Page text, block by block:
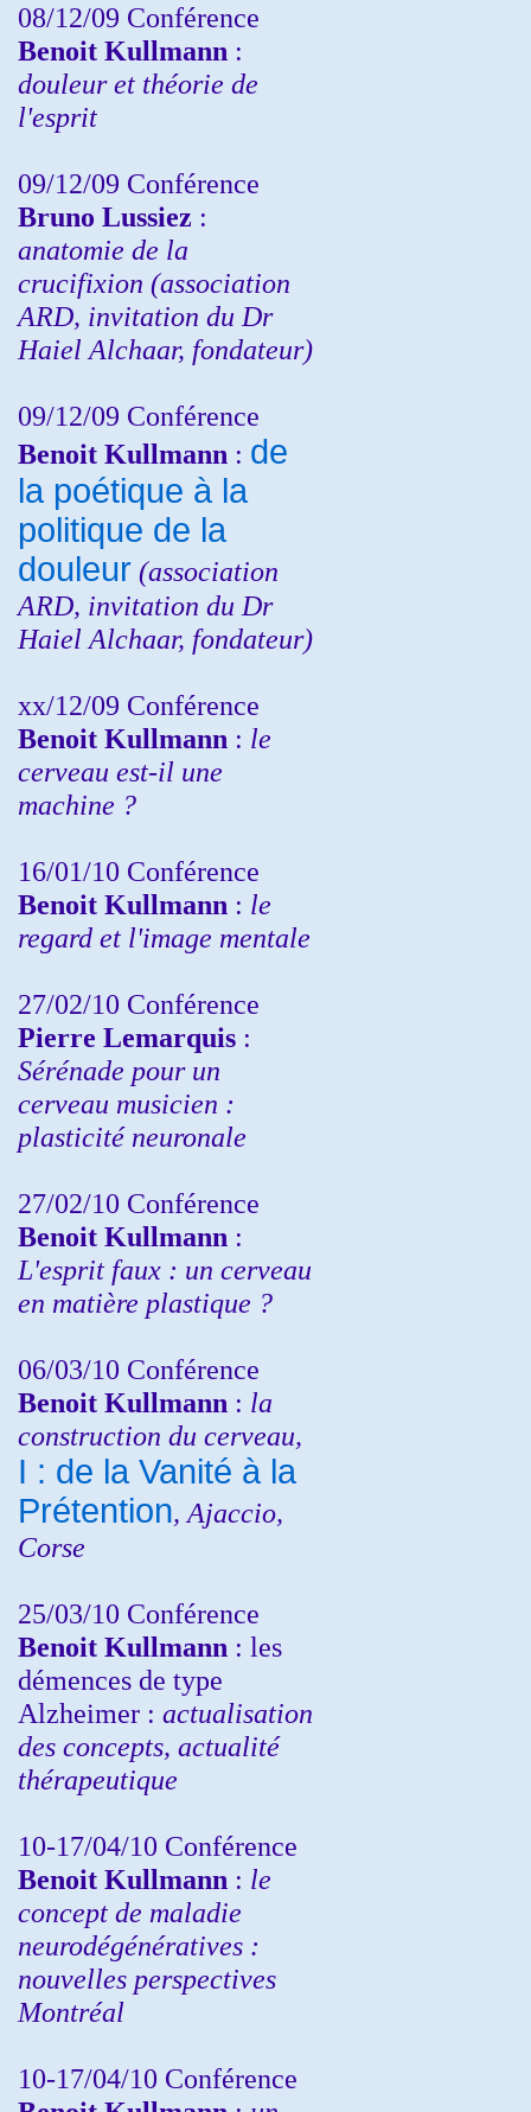
08/12/09 Conférence
Benoit Kullmann :
douleur et théorie de
l'esprit
09/12/09 Conférence
Bruno Lussiez :
anatomie de la
crucifixion (association
ARD, invitation du Dr
Haiel Alchaar, fondateur)
09/12/09 Conférence
Benoit Kullmann : de
la poétique à la
politique de la
douleur (association
ARD, invitation du Dr
Haiel Alchaar, fondateur)
xx/12/09 Conférence
Benoit Kullmann : le
cerveau est-il une
machine ?
16/01/10 Conférence
Benoit Kullmann : le
regard et l'image mentale
27/02/10 Conférence
Pierre Lemarquis :
Sérénade pour un
cerveau musicien :
plasticité neuronale
27/02/10 Conférence
Benoit Kullmann :
L'esprit faux : un cerveau
en matière plastique ?
06/03/10 Conférence
Benoit Kullmann : la
construction du cerveau,
I : de la Vanité à la
Prétention, Ajaccio,
Corse
25/03/10 Conférence
Benoit Kullmann : les
démences de type
Alzheimer : actualisation
des concepts, actualité
thérapeutique
10-17/04/10 Conférence
Benoit Kullmann : le
concept de maladie
neurodégénératives :
nouvelles perspectives
Montréal
10-17/04/10 Conférence